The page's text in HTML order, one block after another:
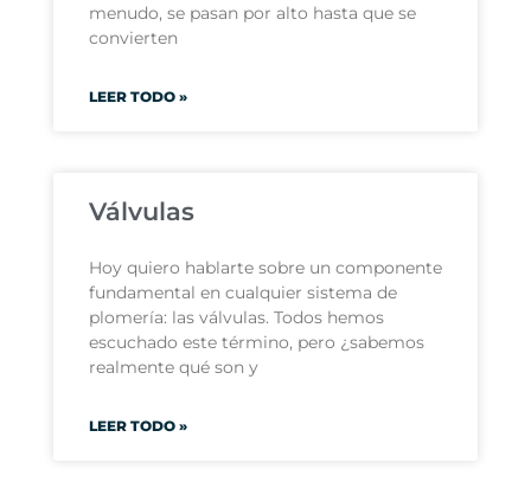
menudo, se pasan por alto hasta que se
convierten
LEER TODO »
Válvulas
Hoy quiero hablarte sobre un componente
fundamental en cualquier sistema de
plomería: las válvulas. Todos hemos
escuchado este término, pero ¿sabemos
realmente qué son y
LEER TODO »